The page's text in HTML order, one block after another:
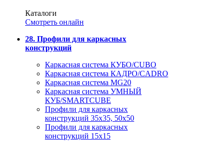
Каталоги
Смотреть онлайн
28. Профили для каркасных
конструкций
Каркасная система КУБО/CUBO
Каркасная система КАДРО/CADRO
Каркасная система MG20
Каркасная система УМНЫЙ
КУБ/SMARTCUBE
Профили для каркасных
конструкций 35x35, 50x50
Профили для каркасных
конструкций 15х15